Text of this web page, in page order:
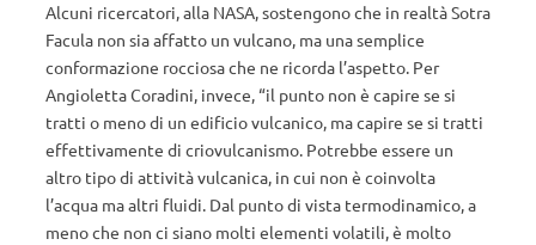
Alcuni ricercatori, alla NASA, sostengono che in realtà Sotra
Facula non sia affatto un vulcano, ma una semplice
conformazione rocciosa che ne ricorda l’aspetto. Per
Angioletta Coradini, invece, “il punto non è capire se si
tratti o meno di un edificio vulcanico, ma capire se si tratti
effettivamente di criovulcanismo. Potrebbe essere un
altro tipo di attività vulcanica, in cui non è coinvolta
l’acqua ma altri fluidi. Dal punto di vista termodinamico, a
meno che non ci siano molti elementi volatili, è molto